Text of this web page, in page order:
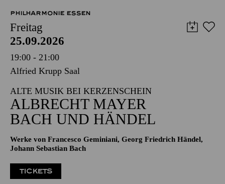
PHILHARMONIE ESSEN
Freitag
25.09.2026
19:00 - 21:00
Alfried Krupp Saal
ALTE MUSIK BEI KERZENSCHEIN
ALBRECHT MAYER
BACH UND HÄNDEL
Werke von Francesco Geminiani, Georg Friedrich Händel,
Johann Sebastian Bach
TICKETS